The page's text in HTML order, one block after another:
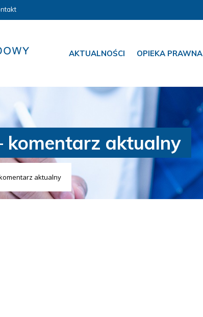
AKTUALNOŚCI OPIEKA PRAWNA
komentarz aktualny
aktualny